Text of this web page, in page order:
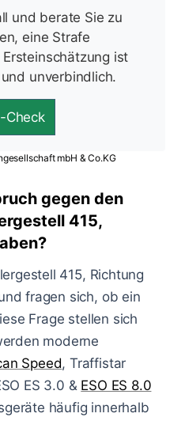
und berate Sie zu
eine Strafe
ist
unverbindlich.
Check
mbH & Co.KG
gegen den
415,
415, Richtung
fragen sich, ob ein
Frage stellen sich
moderne
Speed, Traffistar
ES 3.0 & ESO ES 8.0
häufig innerhalb